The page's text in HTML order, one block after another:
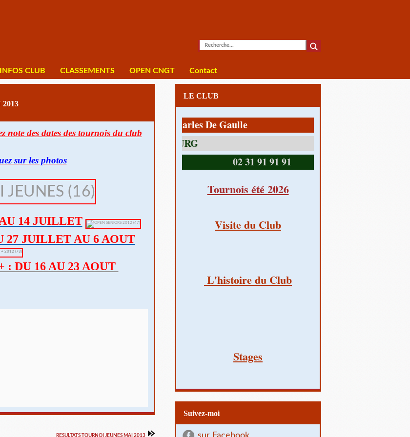
INFOS CLUB CLASSEMENTS OPEN CNGT Contact
note des dates des tournois du club
sur les photos
14 JUILLET
27 JUILLET AU 6 AOUT
: DU 16 AU 23 AOUT
RESULTATS TOURNOI JEUNES MAI 2013
LE CLUB
1 av Charles De Gaulle
02 31 91 91 91
Tournois été 2026
Visite du Club
L'histoire du Club
Stages
Suivez-moi
sur Facebook